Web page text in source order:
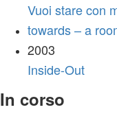
Vuoi stare con
towards – a
2003
Inside-Out
In corso